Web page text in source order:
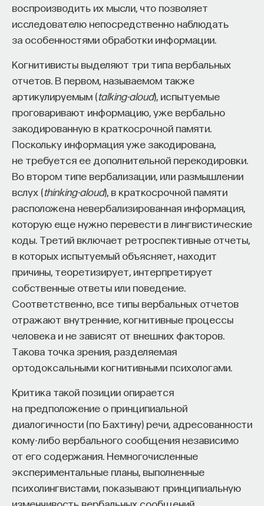
воспроизводить их мысли, что позволяет
исследователю непосредственно наблюдать
за особенностями обработки информации.
Когнитивисты выделяют три типа вербальных
отчетов. В первом, называемом также
артикулируемым (talking-aloud), испытуемые
проговаривают информацию, уже вербально
закодированную в краткосрочной памяти.
Поскольку информация уже закодирована,
не требуется ее дополнительной перекодировки.
Во втором типе вербализации, или размышлении
вслух (thinking-aloud), в краткосрочной памяти
расположена невербализированная информация,
которую еще нужно перевести в лингвистические
коды. Третий включает ретроспективные отчеты,
в которых испытуемый объясняет, находит
причины, теоретизирует, интерпретирует
собственные ответы или поведение.
Соответственно, все типы вербальных отчетов
отражают внутренние, когнитивные процессы
человека и не зависят от внешних факторов.
Такова точка зрения, разделяемая
ортодоксальными когнитивными психологами.
Критика такой позиции опирается
на предположение о принципиальной
диалогичности (по Бахтину) речи, адресованности
кому-либо вербального сообщения независимо
от его содержания. Немногочисленные
экспериментальные планы, выполненные
психолингвистами, показывают принципиальную
изменчивость вербальных сообщений